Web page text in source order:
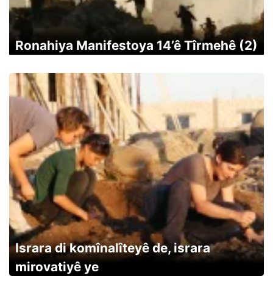
Ronahiya Manifestoya 14’ê Tîrmehê (2)
Israra di komînalîteyê de, israra
mirovatiyê ye